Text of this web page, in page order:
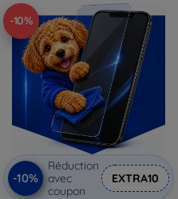
-10%
-10%
Réduction
avec
coupon
EXTRA10